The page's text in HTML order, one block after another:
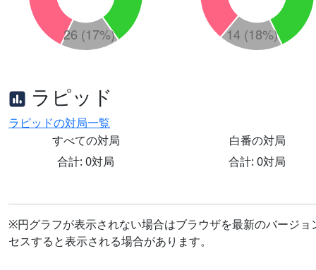
ラピッド
ラピッドの対局一覧
すべての対局
合計: 0対局
白番の対局
合計: 0対局
※円グラフが表示されない場合はブラウザを最新のバージ
セスすると表示される場合があります。